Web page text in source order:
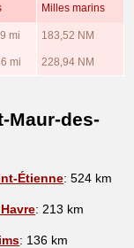
Milles marins
mi 183,52 NM
mi 228,94 NM
Maur-des-
Étienne: 524 km
: 213 km
: 136 km